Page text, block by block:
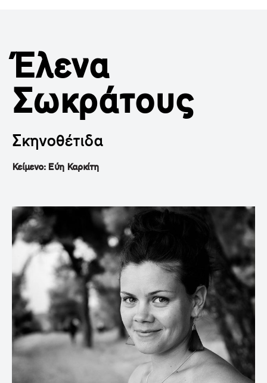
Έλενα
Σωκράτους
Σκηνοθέτιδα
Κείμενο: Εύη Καρκίτη